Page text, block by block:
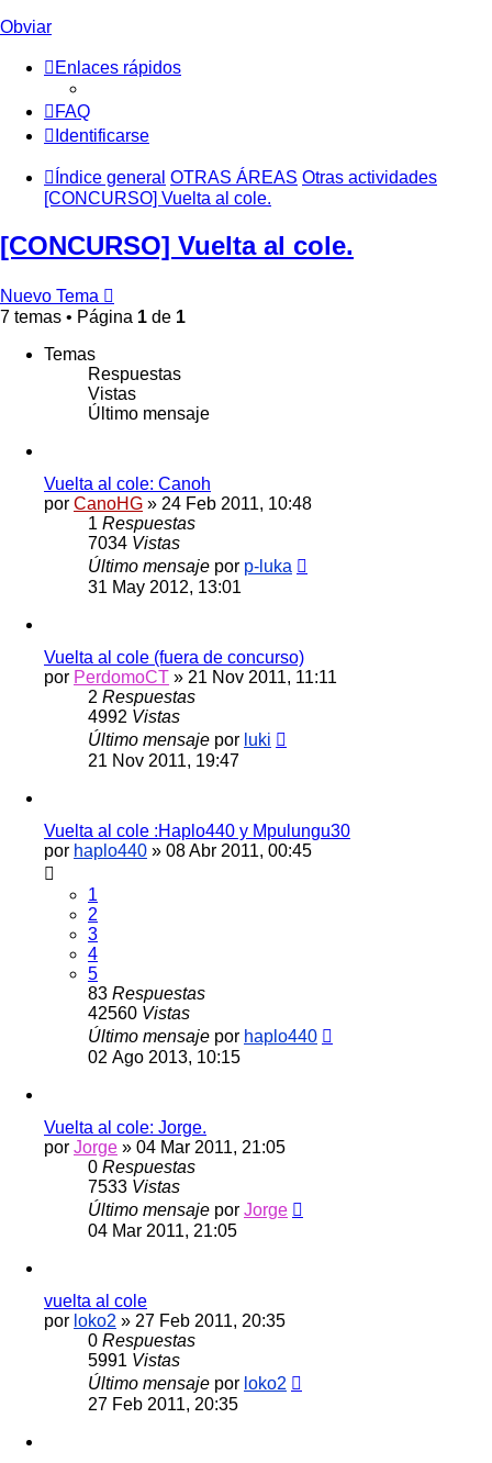
Obviar
Enlaces rápidos
FAQ
Identificarse
Índice general OTRAS ÁREAS Otras actividades
[CONCURSO] Vuelta al cole.
[CONCURSO] Vuelta al cole.
Nuevo Tema
7 temas • Página 1 de 1
Temas
Respuestas
Vistas
Último mensaje
Vuelta al cole: Canoh
por CanoHG » 24 Feb 2011, 10:48
1 Respuestas
7034 Vistas
Último mensaje por p-luka
31 May 2012, 13:01
Vuelta al cole (fuera de concurso)
por PerdomoCT » 21 Nov 2011, 11:11
2 Respuestas
4992 Vistas
Último mensaje por luki
21 Nov 2011, 19:47
Vuelta al cole :Haplo440 y Mpulungu30
por haplo440 » 08 Abr 2011, 00:45
1
2
3
4
5
83 Respuestas
42560 Vistas
Último mensaje por haplo440
02 Ago 2013, 10:15
Vuelta al cole: Jorge.
por Jorge » 04 Mar 2011, 21:05
0 Respuestas
7533 Vistas
Último mensaje por Jorge
04 Mar 2011, 21:05
vuelta al cole
por loko2 » 27 Feb 2011, 20:35
0 Respuestas
5991 Vistas
Último mensaje por loko2
27 Feb 2011, 20:35